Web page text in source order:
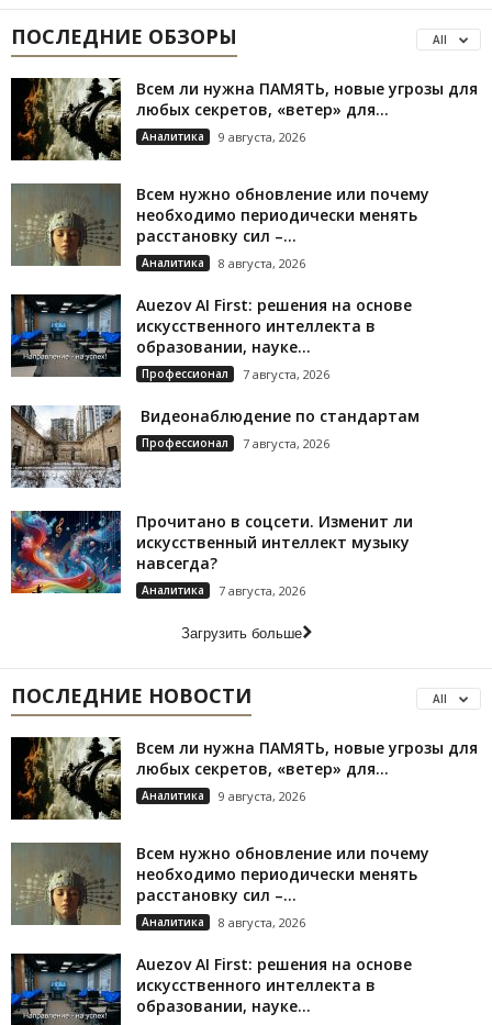
ПОСЛЕДНИЕ ОБЗОРЫ All
Всем ли нужна ПАМЯТЬ, новые угрозы для
любых секретов, «ветер» для...
Аналитика 9 августа, 2026
Всем нужно обновление или почему
необходимо периодически менять
расстановку сил –...
Аналитика 8 августа, 2026
Auezov AI First: решения на основе
искусственного интеллекта в
образовании, науке...
Профессионал 7 августа, 2026
Видеонаблюдение по стандартам
Профессионал 7 августа, 2026
Прочитано в соцсети. Изменит ли
искусственный интеллект музыку
навсегда?
Аналитика 7 августа, 2026
Загрузить больше
ПОСЛЕДНИЕ НОВОСТИ All
Всем ли нужна ПАМЯТЬ, новые угрозы для
любых секретов, «ветер» для...
Аналитика 9 августа, 2026
Всем нужно обновление или почему
необходимо периодически менять
расстановку сил –...
Аналитика 8 августа, 2026
Auezov AI First: решения на основе
искусственного интеллекта в
образовании, науке...